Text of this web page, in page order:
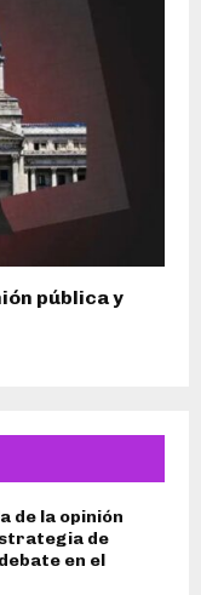
pública y
de la opinión
de
en el